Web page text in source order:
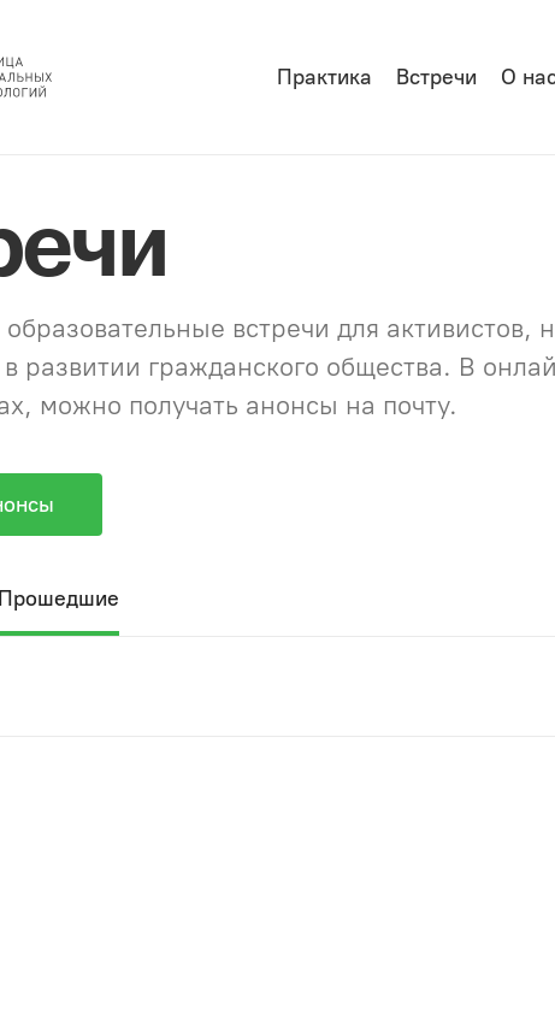
Главное
Практика Встречи О
встречи для
в развитии гражданского общества. В
можно получать анонсы на почту.
Прошедшие